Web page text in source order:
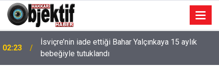
02:23
İsviçre’nin iade ettiği Bahar Yalçınkaya 15 aylık
bebeğiyle tutuklandı